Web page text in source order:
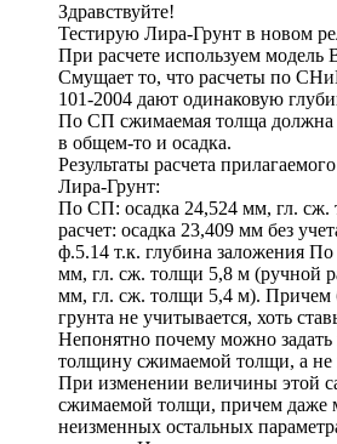
Здравствуйте!
Тестирую Лира-Грунт в новом
При расчете используем модель
Смущает то, что расчеты по
101-2004 дают одинаковую
По СП сжимаемая толща должна
в общем-то и осадка.
Результаты расчета
Лира-Грунт:
По СП: осадка 24,524 мм, гл. сж.
расчет: осадка 23,409 мм без
ф.5.14 т.к. глубина заложения
мм, гл. сж. толщи 5,8 м (ручной
мм, гл. сж. толщи 5,4 м). Причем
грунта не учитывается, хоть
Непонятно почему можно
толщину сжимаемой толщи, а не
При изменении величины этой
сжимаемой толщи, причем даже
неизменных остальных